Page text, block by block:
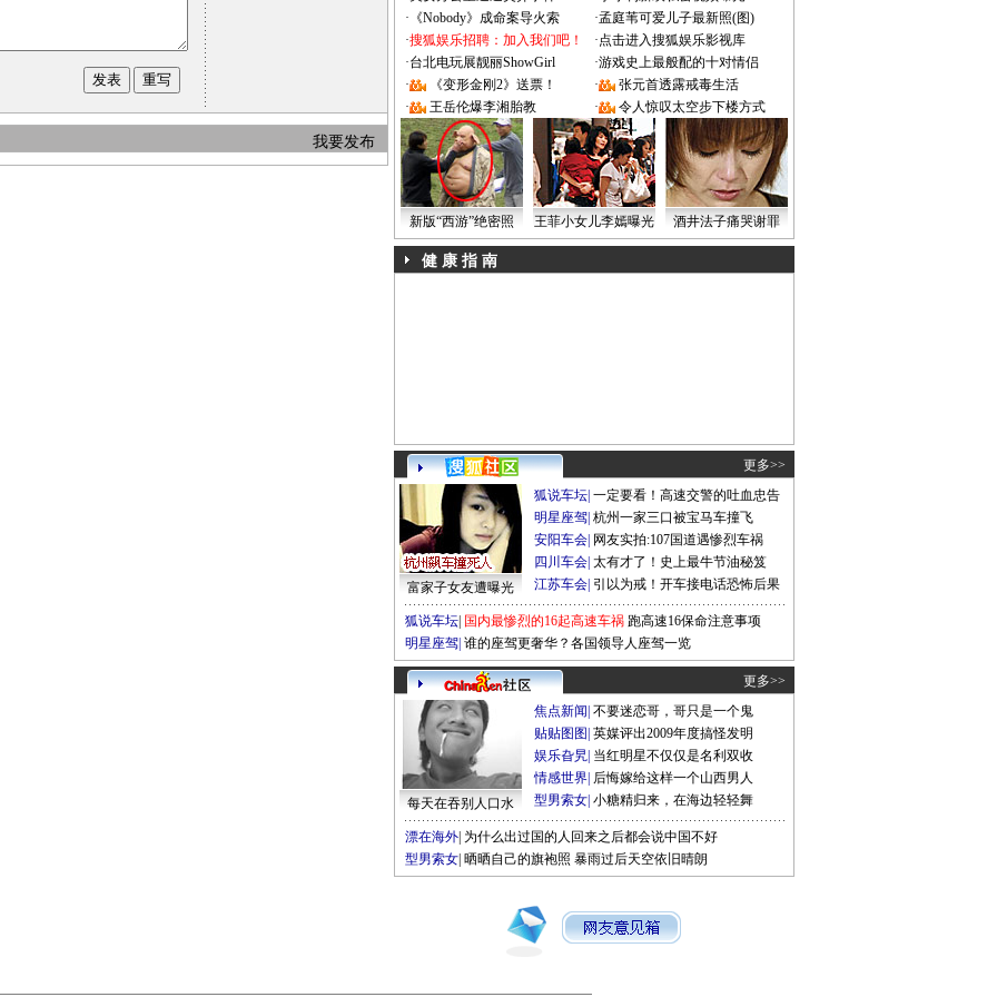
我要发布
· 《Nobody》成命案导火索 ·孟庭苇可爱儿子最新照(图)
·搜狐娱乐招聘：加入我们吧！ ·点击进入搜狐娱乐影视库
·台北电玩展靓丽ShowGirl ·游戏史上最般配的十对情侣
·
《变形金刚2》送票！ ·
张元首透露戒毒生活
·
王岳伦爆李湘胎教 · 令人惊叹太空步下楼方式
新版“西游”绝密照 王菲小女儿李嫣曝光 酒井法子痛哭谢罪
健 康 指 南
更多>>
富家子女友遭曝光
狐说车坛 一定要看！高速交警的吐血忠告
明星座驾 杭州一家三口被宝马车撞飞
安阳车会 网友实拍:107国道遇惨烈车祸
四川车会 太有才了！史上最牛节油秘笈
江苏车会 引以为戒！开车接电话恐怖后果
狐说车坛 国内最惨烈的16起高速车祸 跑高速16保命注意事项
明星座驾 谁的座驾更奢华？各国领导人座驾一览
更多>>
每天在吞别人口水
焦点新闻 不要迷恋哥，哥只是一个鬼
贴贴图图 英媒评出2009年度搞怪发明
娱乐旮旯 当红明星不仅仅是名利双收
情感世界 后悔嫁给这样一个山西男人
型男索女 小糖精归来，在海边轻轻舞
漂在海外 为什么出过国的人回来之后都会说中国不好
型男索女 晒晒自己的旗袍照 暴雨过后天空依旧晴朗